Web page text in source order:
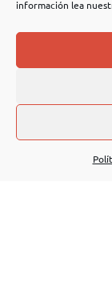
información lea